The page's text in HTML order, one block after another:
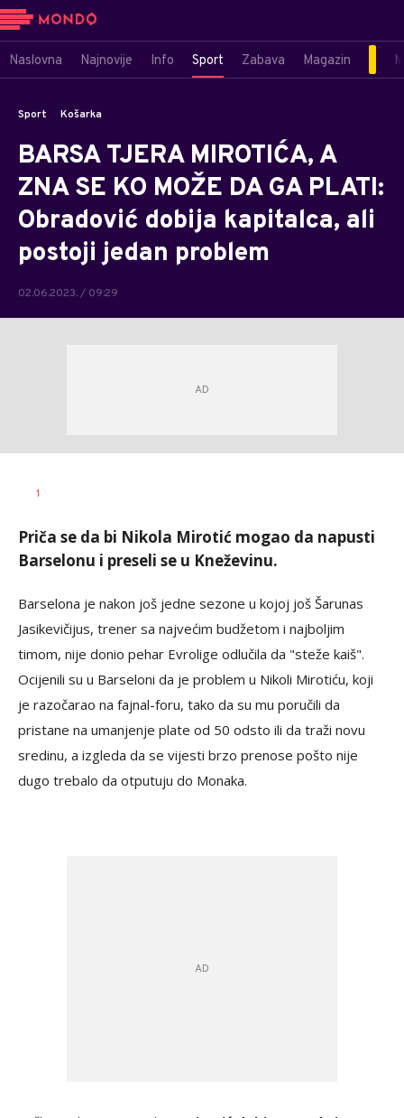
Naslovna Najnovije Info Sport Zabava Magazin
Sport Košarka
BARSA TJERA MIROTIĆA, A
ZNA SE KO MOŽE DA GA PLATI:
Obradović dobija kapitalca, ali
postoji jedan problem
02.06.2023. / 09:29
1
Priča se da bi Nikola Mirotić mogao da napusti
Barselonu i preseli se u Kneževinu.
Barselona je nakon još jedne sezone u kojoj još Šarunas
Jasikevičijus, trener sa najvećim budžetom i najboljim
timom, nije donio pehar Evrolige odlučila da "steže kaiš".
Ocijenili su u Barseloni da je problem u Nikoli Mirotiću, koji
je razočarao na fajnal-foru, tako da su mu poručili da
pristane na umanjenje plate od 50 odsto ili da traži novu
sredinu, a izgleda da se vijesti brzo prenose pošto nije
dugo trebalo da otputuju do Monaka.